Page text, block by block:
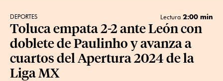
DEPORTES Lectura 2:00 min
Toluca empata 2-2 ante León con
doblete de Paulinho y avanza a
cuartos del Apertura 2024 de la
Liga MX